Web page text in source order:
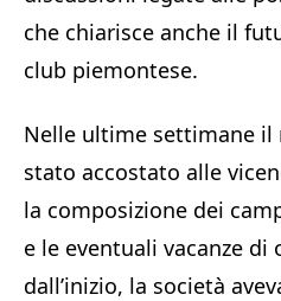
che chiarisce anche il
club piemontese.
Nelle ultime settimane il
stato accostato alle
la composizione dei
e le eventuali vacanze di
dall’inizio, la società